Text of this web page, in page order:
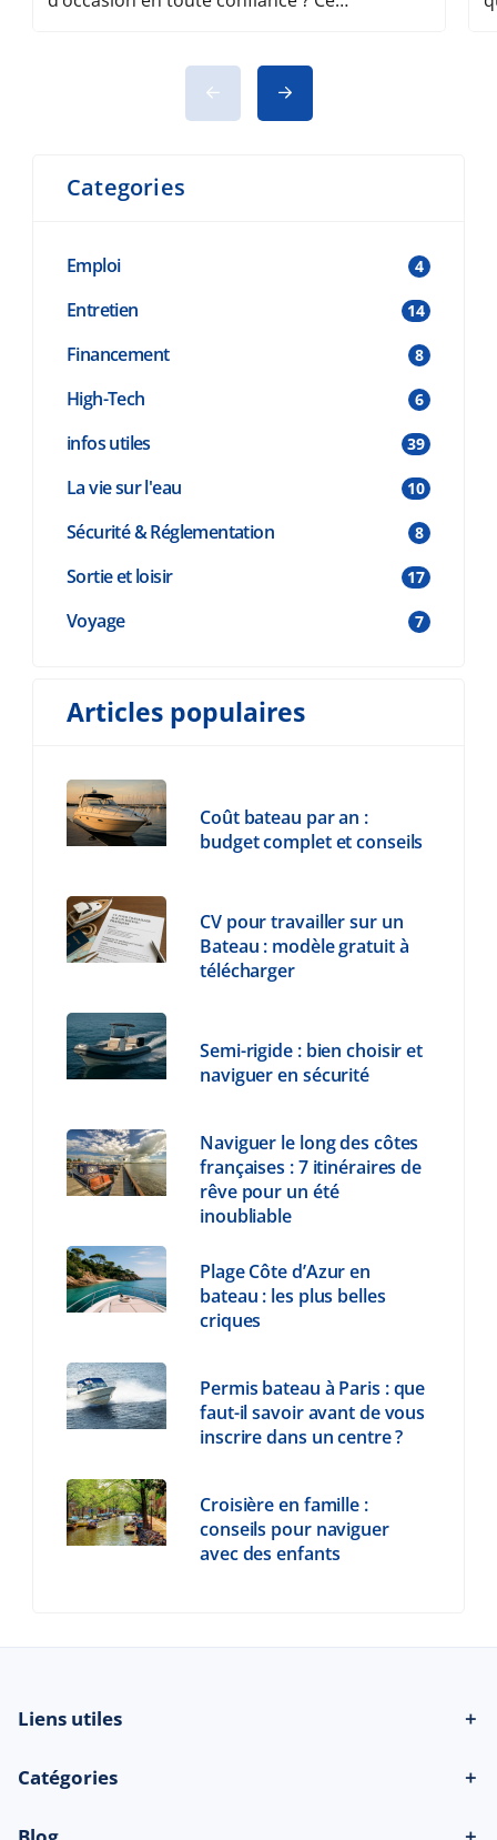
pertinentes pour trouver un modèle au bon
prix, avec nos critères de choix et des
conseils de sécurité. Avant de vous lancer,
d’acheter un bateau. Pourquoi passer par
Categories
Emploi 4
Entretien 14
Financement 8
High-Tech 6
infos utiles 39
La vie sur l'eau 10
Sécurité & Réglementation 8
Sortie et loisir 17
Voyage 7
Articles populaires
Coût bateau par an :
budget complet et conseils
CV pour travailler sur un
Bateau : modèle gratuit à
télécharger
Semi-rigide : bien choisir et
naviguer en sécurité
Naviguer le long des côtes
françaises : 7 itinéraires de
rêve pour un été
inoubliable
Plage Côte d’Azur en
bateau : les plus belles
criques
Permis bateau à Paris : que
faut-il savoir avant de vous
inscrire dans un centre ?
Croisière en famille :
conseils pour naviguer
avec des enfants
Liens utiles ＋
Catégories ＋